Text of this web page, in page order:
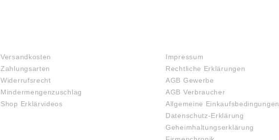
Versandkosten
Zahlungsarten
Widerrufsrecht
Mindermengenzuschlag
Shop Erklärvideos
Impressum
Rechtliche Erklärungen
AGB Gewerbe
AGB Verbraucher
Allgemeine Einkaufsbedingungen
Datenschutz-Erklärung
Geheimhaltungserklärung